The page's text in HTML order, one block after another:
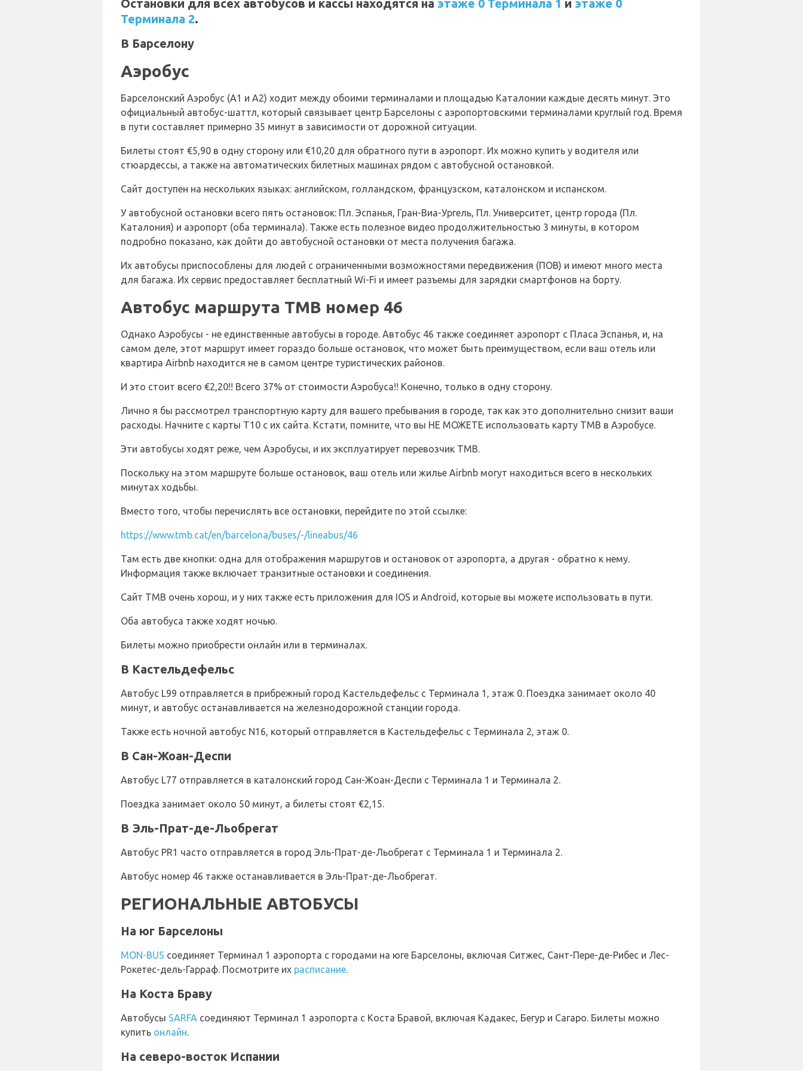
Остановки для всех автобусов и кассы находятся на этаже 0 Терминала 1 и этаже 0
Терминала 2.
В Барселону
Аэробус
Барселонский Аэробус (A1 и A2) ходит между обоими терминалами и площадью Каталонии каждые десять минут. Это
официальный автобус-шаттл, который связывает центр Барселоны с аэропортовскими терминалами круглый год. Время
в пути составляет примерно 35 минут в зависимости от дорожной ситуации.
Билеты стоят €5,90 в одну сторону или €10,20 для обратного пути в аэропорт. Их можно купить у водителя или
стюардессы, а также на автоматических билетных машинах рядом с автобусной остановкой.
Сайт доступен на нескольких языках: английском, голландском, французском, каталонском и испанском.
У автобусной остановки всего пять остановок: Пл. Эспанья, Гран-Виа-Ургель, Пл. Университет, центр города (Пл.
Каталония) и аэропорт (оба терминала). Также есть полезное видео продолжительностью 3 минуты, в котором
подробно показано, как дойти до автобусной остановки от места получения багажа.
Их автобусы приспособлены для людей с ограниченными возможностями передвижения (ПОВ) и имеют много места
для багажа. Их сервис предоставляет бесплатный Wi-Fi и имеет разъемы для зарядки смартфонов на борту.
Автобус маршрута TMB номер 46
Однако Аэробусы - не единственные автобусы в городе. Автобус 46 также соединяет аэропорт с Пласа Эспанья, и, на
самом деле, этот маршрут имеет гораздо больше остановок, что может быть преимуществом, если ваш отель или
квартира Airbnb находится не в самом центре туристических районов.
И это стоит всего €2,20!! Всего 37% от стоимости Аэробуса!! Конечно, только в одну сторону.
Лично я бы рассмотрел транспортную карту для вашего пребывания в городе, так как это дополнительно снизит ваши
расходы. Начните с карты T10 с их сайта. Кстати, помните, что вы НЕ МОЖЕТЕ использовать карту TMB в Аэробусе.
Эти автобусы ходят реже, чем Аэробусы, и их эксплуатирует перевозчик TMB.
Поскольку на этом маршруте больше остановок, ваш отель или жилье Airbnb могут находиться всего в нескольких
минутах ходьбы.
Вместо того, чтобы перечислять все остановки, перейдите по этой ссылке:
https://www.tmb.cat/en/barcelona/buses/-/lineabus/46
Там есть две кнопки: одна для отображения маршрутов и остановок от аэропорта, а другая - обратно к нему.
Информация также включает транзитные остановки и соединения.
Сайт TMB очень хорош, и у них также есть приложения для IOS и Android, которые вы можете использовать в пути.
Оба автобуса также ходят ночью.
Билеты можно приобрести онлайн или в терминалах.
В Кастельдефельс
Автобус L99 отправляется в прибрежный город Кастельдефельс с Терминала 1, этаж 0. Поездка занимает около 40
минут, и автобус останавливается на железнодорожной станции города.
Также есть ночной автобус N16, который отправляется в Кастельдефельс с Терминала 2, этаж 0.
В Сан-Жоан-Деспи
Автобус L77 отправляется в каталонский город Сан-Жоан-Деспи с Терминала 1 и Терминала 2.
Поездка занимает около 50 минут, а билеты стоят €2,15.
В Эль-Прат-де-Льобрегат
Автобус PR1 часто отправляется в город Эль-Прат-де-Льобрегат с Терминала 1 и Терминала 2.
Автобус номер 46 также останавливается в Эль-Прат-де-Льобрегат.
РЕГИОНАЛЬНЫЕ АВТОБУСЫ
На юг Барселоны
MON-BUS соединяет Терминал 1 аэропорта с городами на юге Барселоны, включая Ситжес, Сант-Пере-де-Рибес и Лес-
Рокетес-дель-Гарраф. Посмотрите их расписание.
На Коста Браву
Автобусы SARFA соединяют Терминал 1 аэропорта с Коста Бравой, включая Кадакес, Бегур и Сагаро. Билеты можно
купить онлайн.
На северо-восток Испании